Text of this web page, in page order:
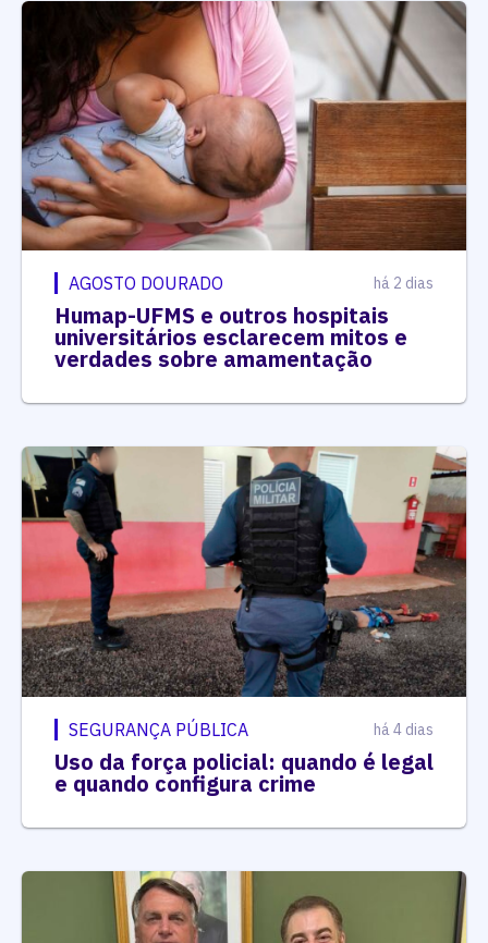
AGOSTO DOURADO há 2 dias
Humap-UFMS e outros hospitais
universitários esclarecem mitos e
verdades sobre amamentação
SEGURANÇA PÚBLICA há 4 dias
Uso da força policial: quando é legal
e quando configura crime